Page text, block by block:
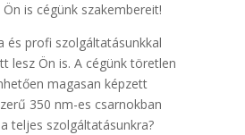
is cégünk szakembereit!
és profi szolgáltatásunkkal
lesz Ön is. A cégünk töretlen
magasan képzett
350 nm-es csarnokban
teljes szolgáltatásunkra?